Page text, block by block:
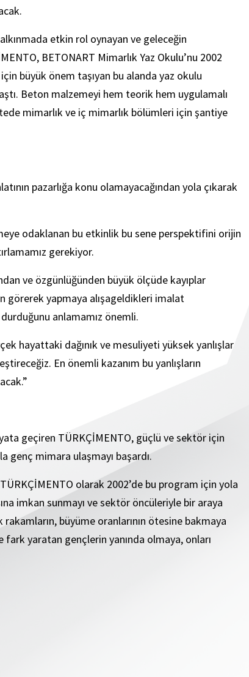
etkin rol oynayan ve geleceğin
BETONART Mimarlık Yaz Okulu’nu 2002
büyük önem taşıyan bu alanda yaz okulu
Beton malzemeyi hem teorik hem uygulamalı
mimarlık ve iç mimarlık bölümleri için şantiye
pazarlığa konu olamayacağından yola çıkarak
odaklanan bu etkinlik bu sene perspektifini orijin
gerekiyor.
ve özgünlüğünden büyük ölçüde kayıplar
görerek yapmaya alışageldikleri imalat
anlamamız önemli.
hayattaki dağınık ve mesuliyeti yüksek yanlışlar
En önemli kazanım bu yanlışların
geçiren TÜRKÇİMENTO, güçlü ve sektör için
genç mimara ulaşmayı başardı.
olarak 2002’de bu program için yola
imkan sunmayı ve sektör öncüleriyle bir araya
büyüme oranlarının ötesine bakmaya
yaratan gençlerin yanında olmaya, onları